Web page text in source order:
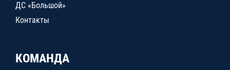
ДС «Большой»
Контакты
КОМАНДА